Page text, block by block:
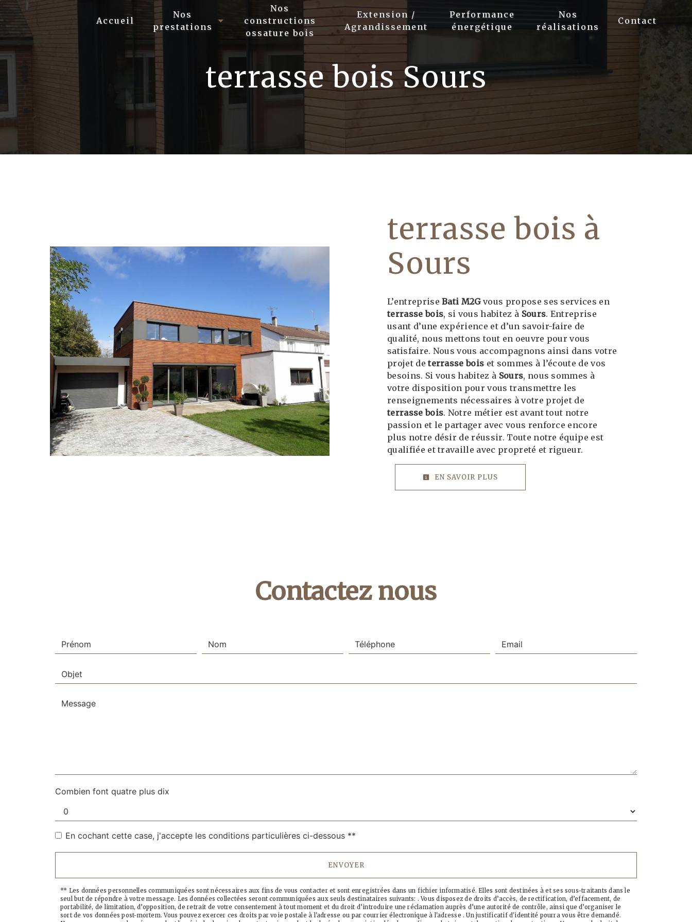
Accueil
Nos
prestations
Nos
constructions
ossature bois
Extension /
Agrandissement
Performance
énergétique
Nos
réalisations
Contact
terrasse bois Sours
terrasse bois à
Sours
L’entrepriseBati M2Gvous propose ses services en
terrasse bois, si vous habitez à Sours. Entreprise
usant d’une expérience et d’un savoir-faire de
qualité, nous mettons tout en oeuvre pour vous
satisfaire. Nous vous accompagnons ainsi dans votre
projet deterrasse bois et sommes à l’écoute de vos
besoins. Si vous habitez à Sours, nous sommes à
votre disposition pour vous transmettre les
renseignements nécessaires à votre projet de
terrasse bois. Notre métier est avant tout notre
passion et le partager avec vous renforce encore
plus notre désir de réussir. Toute notre équipe est
qualifiée et travaille avec propreté et rigueur.
EN SAVOIR PLUS
Contactez nous
Combien font quatre plus dix
En cochant cette case, j'accepte les conditions particulières ci-dessous **
ENVOYER
** Les données personnelles communiquées sont nécessaires aux fins de vous contacter et sont enregistrées dans un fichier informatisé. Elles sont destinées à et ses sous-traitants dans le
seul but de répondre à votre message. Les données collectées seront communiquées aux seuls destinataires suivants: . Vous disposez de droits d’accès, de rectification, d’effacement, de
portabilité, de limitation, d’opposition, de retrait de votre consentement à tout moment et du droit d’introduire une réclamation auprès d’une autorité de contrôle, ainsi que d’organiser le
sort de vos données post-mortem. Vous pouvez exercer ces droits par voie postale à l'adresse ou par courrier électronique à l'adresse . Un justificatif d'identité pourra vous être demandé.
Panneau de gestion des cookies